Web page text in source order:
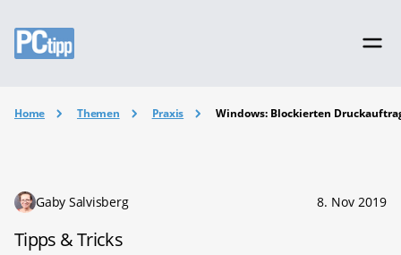
Home Themen Praxis Windows: Blockierten
Gaby Salvisberg 8. Nov 2019
Tipps & Tricks